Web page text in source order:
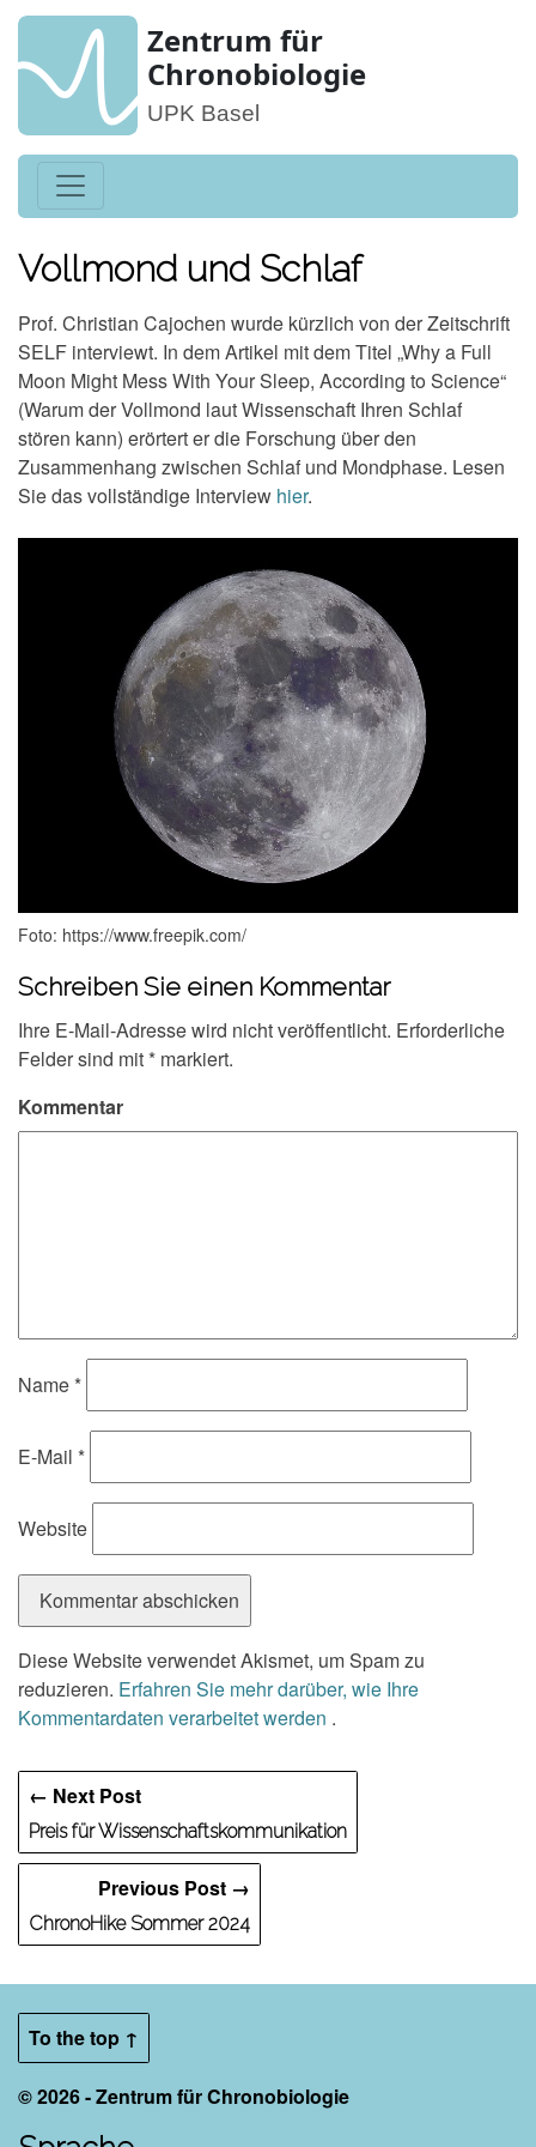
Zentrum für
Chronobiologie
UPK Basel
Vollmond und Schlaf
Prof. Christian Cajochen wurde kürzlich von der Zeitschrift
SELF interviewt. In dem Artikel mit dem Titel „Why a Full
Moon Might Mess With Your Sleep, According to Science“
(Warum der Vollmond laut Wissenschaft Ihren Schlaf
stören kann) erörtert er die Forschung über den
Zusammenhang zwischen Schlaf und Mondphase. Lesen
Sie das vollständige Interview hier.
Foto: https://www.freepik.com/
Schreiben Sie einen Kommentar
Ihre E-Mail-Adresse wird nicht veröffentlicht. Erforderliche
Felder sind mit * markiert.
Kommentar
Name *
E-Mail *
Website
Diese Website verwendet Akismet, um Spam zu
reduzieren. Erfahren Sie mehr darüber, wie Ihre
Kommentardaten verarbeitet werden .
Previous Post →
ChronoHike Sommer 2024
← Next Post
Preis für Wissenschaftskommunikation
To the top ↑
© 2026 - Zentrum für Chronobiologie